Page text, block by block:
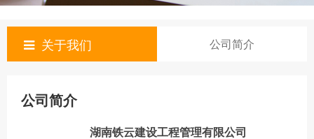
关于我们 公司简介
公司简介
湖南铁云建设工程管理有限公司